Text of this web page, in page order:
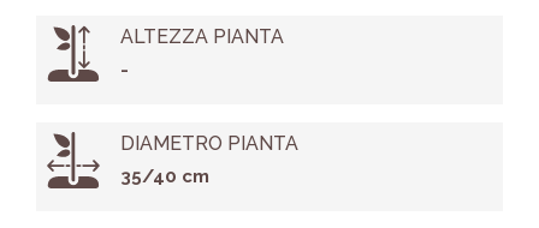
ALTEZZA PIANTA
-
DIAMETRO PIANTA
35/40 cm